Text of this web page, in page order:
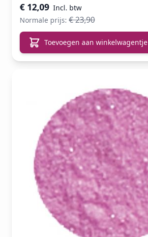
€ 12,09
Normale prijs: € 23,90
Toevoegen aan winkelwagentje